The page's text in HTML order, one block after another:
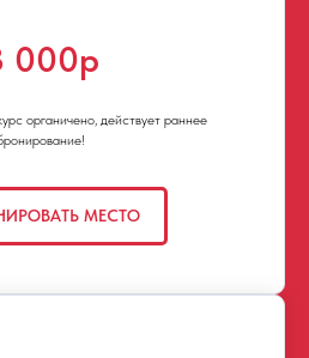
000р
органичено, действует раннее
МЕСТО